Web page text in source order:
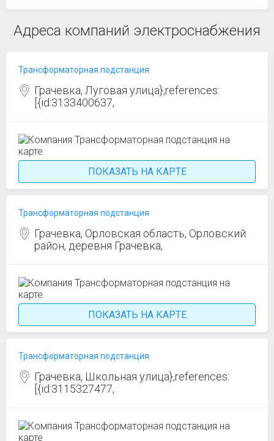
Адреса компаний электроснабжения
Трансформаторная подстанция
Грачевка, Луговая улица},references:
[{id:3133400637,
ПОКАЗАТЬ НА КАРТЕ
Трансформаторная подстанция
Грачевка, Орловская область, Орловский
район, деревня Грачевка,
ПОКАЗАТЬ НА КАРТЕ
Трансформаторная подстанция
Грачевка, Школьная улица},references:
[{id:3115327477,